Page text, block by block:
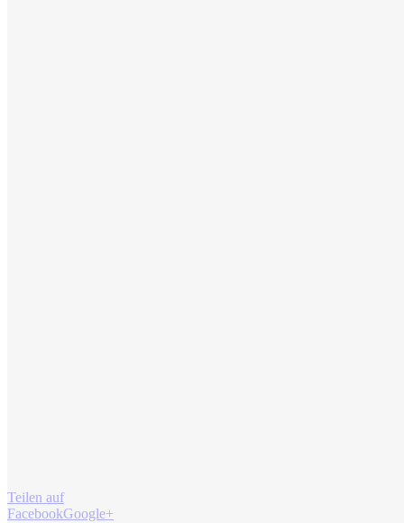
Teilen auf
FacebookGoogle+